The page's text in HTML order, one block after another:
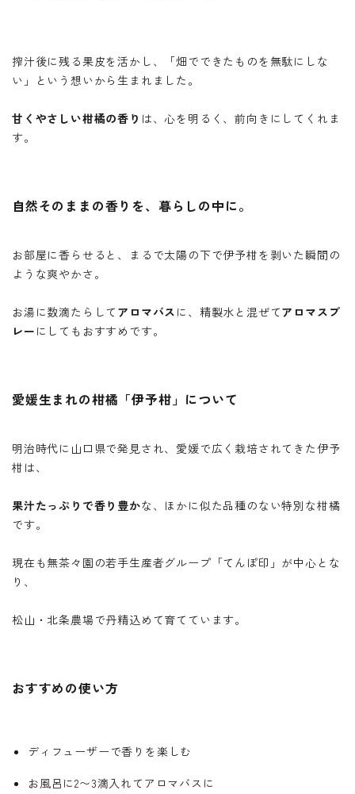
搾汁後に残る果皮を活かし、「畑でできたものを無駄にしな
い」という想いから生まれました。
甘くやさしい柑橘の香り は、心を明るく、前向きにしてくれま
す。
自然そのままの香りを、暮らしの中に。
お部屋に香らせると、まるで太陽の下で伊予柑を剥いた瞬間の
ような爽やかさ。
お湯に数滴たらして アロマバス に、精製水と混ぜてアロマスプ
レー にしてもおすすめです。
愛媛生まれの柑橘「伊予柑」について
明治時代に山口県で発見され、愛媛で広く栽培されてきた伊予
柑は、
果汁たっぷりで香り豊かな、ほかに似た品種のない特別な柑橘
です。
現在も無茶々園の若手生産者グループ「てんぽ印」が中心とな
り、
松山・北条農場で丹精込めて育てています。
おすすめの使い方
ディフューザーで香りを楽しむ
お風呂に2〜3滴入れてアロマバスに